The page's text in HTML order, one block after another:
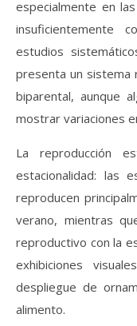
especialmente en
insuficientemente
estudios
presenta un sistema
biparental, aunque
mostrar variaciones
La reproducción
estacionalidad: las
reproducen
verano, mientras
reproductivo con la
exhibiciones
despliegue de
alimento.